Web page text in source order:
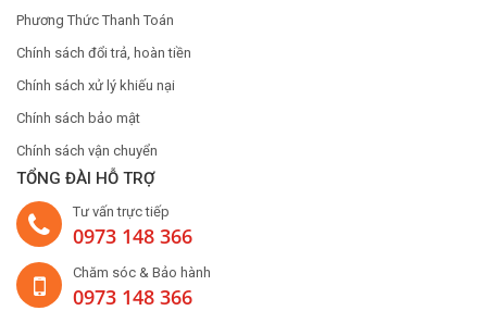
Phương Thức Thanh Toán
Chính sách đổi trả, hoàn tiền
Chính sách xử lý khiếu nại
Chính sách bảo mật
Chính sách vận chuyển
TỔNG ĐÀI HỖ TRỢ
Tư vấn trực tiếp
0973 148 366
Chăm sóc & Bảo hành
0973 148 366